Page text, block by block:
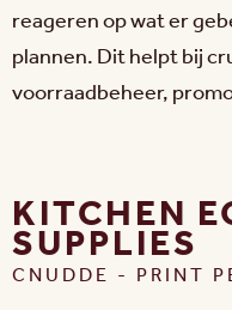
reageren op wat er
plannen. Dit helpt bij
voorraadbeheer,
KITCHEN
SUPPLIES
CNUDDE - PRINT